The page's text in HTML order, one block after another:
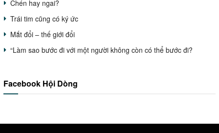
Chén hay ngai?
Trái tim cũng có ký ức
Mắt đổi – thế giới đổi
“Làm sao bước đi với một người không còn có thể bước đi?
Facebook Hội Dòng